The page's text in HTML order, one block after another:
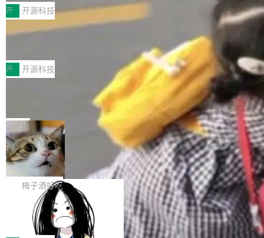
MPComm将作为一种传输引擎接入Mooncake T
ENT，实现零拷贝传输性能提升30%、非零拷贝
传输性能最高提升5倍。UCL-MPComm底层基
于自研UCL-Engine通信引擎，后续腾讯网平将
持续开源更多基于UCL-Engine的高性能通信组
件。 腾讯网平团队在UCL-MPComm中实现了一
个独立于业务线程的全局通信引擎（Engine），
型案例入选名单》，深信服“面向企业研发场景的
开源 AI 编程平台 CoStrict 应用”凭借卓越的技术
创新与落地成效成功入选。 全链路私有化部署，
助力企业AI研发安全落地 当前，越来越多企业已
经开始引入 AI Coding 工具，通过调用公有云模
型或企业内部部署模型提升研发效率。但随着 AI
Coding 从个人辅助工具逐步走向团队级、组织
级应用，企业在规模化落地过程中，对安全性、
可控性和代码质量提出了更高要求。 首先是数据
安全与合规要求。对于大多数普通研发场景，公
有云模型能够满足快速试用和效率提升的需求。
但对于金融、能源、医疗等对数据安全要求较...
开 开源科技
深信服AI算力网关入选工信部人工智能
前不久，工业和信息化部正式发布《2025年人工
智能应用典型案例名单》，集中展示人工智能在
各领域的应用成果，覆盖技术底座、行业赋能、
产品应用、支撑保障、专题等五大方向。深信服
AI算力网关（AI创新平台）成功入选！ 随着各行
各业的Agent走向规模化建设，算力构成形态逐
渐丰富，用户关注的重点也在发生变化：不只是
让AI用起来，还要进一步看清混合算力时代下，
Token花在哪里、算力是否被充分利用，以及持
续增长的AI成本该如何优化。 深信服AI算力网关
正是围绕这些实际问题，从Token治理和成本治
理两个方面，让用户的每一份算力都看得清、管
得住、用得稳、省得下、更安全！ 一、从现在开
开 开源科技
Jeff Dean 离开 Google：一个时代的结
束，一个实验室的开始
Google 员工编号 20。MapReduce 作者之一。
Bigtable 作者之一。TensorFlow 的作者之一。
Gemini 的架构师。Google 首席科学家。 Jeff D
ean 在 Google 工作了 27 年后，宣布离职。 他
不是一个人走。一同离开的还有 Sanjay Ghema
wat（Google 员工编号 23，Jeff Dean 二十多
年的编程搭档，MapReduce 和 Bigtable 的共同
作者）、Quoc Le（Google 大脑核心成员，Se
q2Seq 和 DocAI 的共同发明人）以及 Oriol Vin
局
🔥 SolonCode v2026.8.4 发布：界面
字体可调、22 种语言、记忆搜索增强
打开终端就能上岗的全中文编码智能体，这一轮
把「看得清、用母语、记得住」三件事一次补
齐。 SolonCode 是什么 SolonCode 是杭州无
耳科技研发的企业级终端编码智能体——一位全
中文驱动的数字员工，自主理解需求、规划步
梅子酒好吃
让“代码语义理解”深度释放AI Coding
价值潜能：华为云码道（CodeArts）
一、代码仓深度理解技术的作用与价值 在软件工